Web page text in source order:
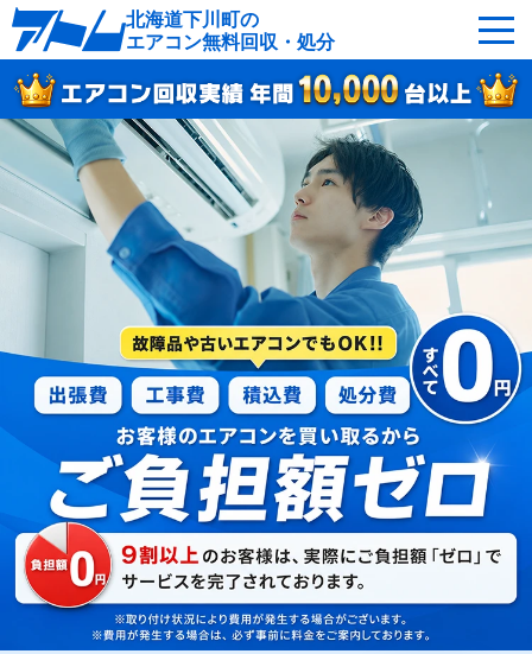
北海道下川町の
エアコン無料回収・処分
サービスの特徴 回収可能なエアコン
対応エリア 回収の流れ
よくあるご質問 運営会社
下川町へ無料出張
最短即日 お急ぎの方はこちら
050-5482-9461
受付：24時間年中無休（通話料無料）
LINEやメールでカンタン依頼
メールで回収依頼 LINEで回収依頼